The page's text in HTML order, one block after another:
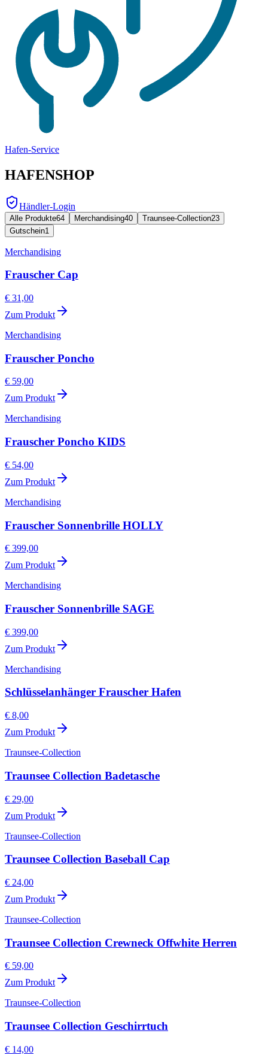
Hafen-Service
HAFENSHOP
Händler-Login
Alle Produkte64 Merchandising40 Traunsee-Collection23
Gutschein1
Merchandising
Frauscher Cap
€ 31,00
Zum Produkt
Merchandising
Frauscher Poncho
€ 59,00
Zum Produkt
Merchandising
Frauscher Poncho KIDS
€ 54,00
Zum Produkt
Merchandising
Frauscher Sonnenbrille HOLLY
€ 399,00
Zum Produkt
Merchandising
Frauscher Sonnenbrille SAGE
€ 399,00
Zum Produkt
Merchandising
Schlüsselanhänger Frauscher Hafen
€ 8,00
Zum Produkt
Traunsee-Collection
Traunsee Collection Badetasche
€ 29,00
Zum Produkt
Traunsee-Collection
Traunsee Collection Baseball Cap
€ 24,00
Zum Produkt
Traunsee-Collection
Traunsee Collection Crewneck Offwhite Herren
€ 59,00
Zum Produkt
Traunsee-Collection
Traunsee Collection Geschirrtuch
€ 14,00